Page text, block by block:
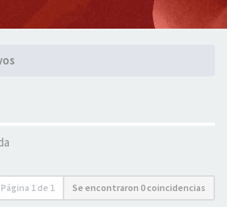
Página 1 de 1 Se encontraron 0 coincidencias